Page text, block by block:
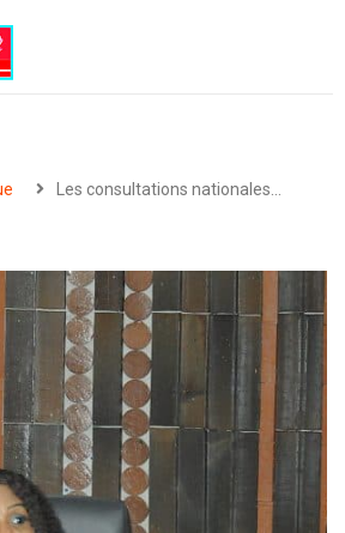
Les consultations nationales…